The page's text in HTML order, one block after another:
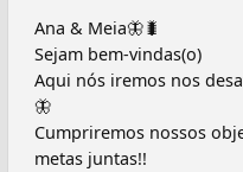
Ana & Meia🦋🐛
Sejam bem-vindas(o)
Aqui nós iremos nos
🦋
Cumpriremos nossos
metas juntas!!